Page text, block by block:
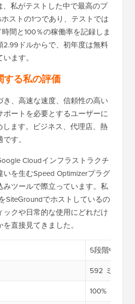
、私がテストした中で最高のプ
ストの1つであり、テストでは
間と100％の稼働率を記録しま
2.99ドルからで、初年度は無料
ます。
る私の評価
、高速な速度、信頼性の高い
ートを必要とするユーザーに
します。ビジネス、代理店、熱
す。
Cloudインフラストラクチ
いを生むSpeed Optimizerプラグ
みツールで際立っています。私
SiteGroundでホストしているの
ックや日常的な使用にどれだけ
直接見てきました。
5段階中5
592 ミリ秒
100%